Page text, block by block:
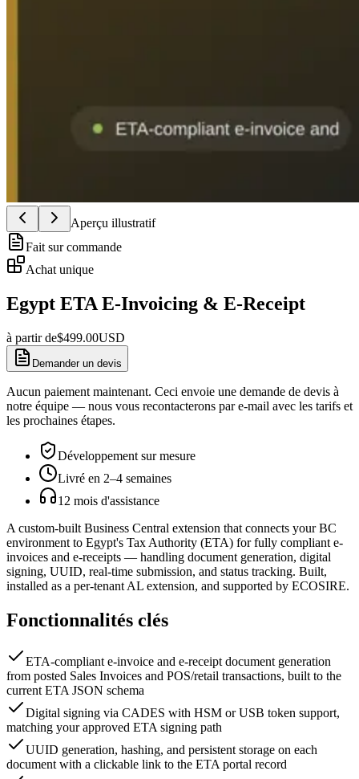
Aperçu illustratif
Fait sur commande
Achat unique
Egypt ETA E-Invoicing & E-Receipt
à partir de$499.00USD
Demander un devis
Aucun paiement maintenant. Ceci envoie une demande de devis à
notre équipe — nous vous recontacterons par e-mail avec les tarifs et
les prochaines étapes.
Développement sur mesure
Livré en 2–4 semaines
12 mois d'assistance
A custom-built Business Central extension that connects your BC
environment to Egypt's Tax Authority (ETA) for fully compliant e-
invoices and e-receipts — handling document generation, digital
signing, UUID, real-time submission, and status tracking. Built,
installed as a per-tenant AL extension, and supported by ECOSIRE.
Fonctionnalités clés
ETA-compliant e-invoice and e-receipt document generation
from posted Sales Invoices and POS/retail transactions, built to the
current ETA JSON schema
Digital signing via CADES with HSM or USB token support,
matching your approved ETA signing path
UUID generation, hashing, and persistent storage on each
document with a clickable link to the ETA portal record